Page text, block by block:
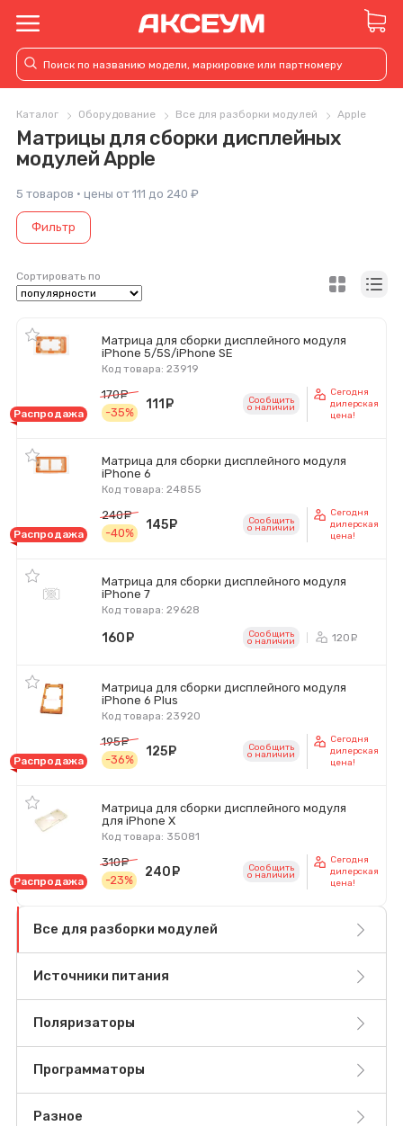
Каталог Оборудование Все для разборки модулей Apple
Матрицы для сборки дисплейных
модулей Apple
5 товаров · цены от 111 до 240 ₽
Фильтр
Сортировать по
Матрица для сборки дисплейного модуля
iPhone 5/5S/iPhone SE
Код товара: 23919
Распродажа
170
руб.
-35%
111 Сообщить
o наличии
Сегодня
дилерская
цена!
Матрица для сборки дисплейного модуля
iPhone 6
Код товара: 24855
Распродажа
240
-40%
145 руб.Сообщить
o наличии
Сегодня
дилерская
цена!
Матрица для сборки дисплейного модуля
iPhone 7
Код товара: 29628
160 Сообщить
o наличии 120
Матрица для сборки дисплейного модуля
iPhone 6 Plus
Код товара: 23920
Распродажа
195
руб.
-36%
125 руб.Сообщить
o наличии
Сегодня
дилерская
цена!
Матрица для сборки дисплейного модуля
для iPhone X
Код товара: 35081
Распродажа
310
-23%
240 руб.Сообщить
o наличии
Сегодня
дилерская
цена!
Все для разборки модулей
Источники питания
Поляризаторы
Программаторы
Разное